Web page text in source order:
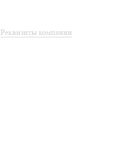
Реквизиты компании